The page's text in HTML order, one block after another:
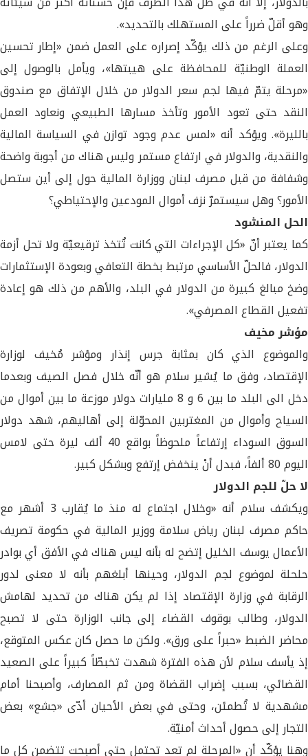
وهو أقلّ ضرراً على المستهلك بالتحديد».
وعلى الرغم من ذلك يؤكّد إصراره على العمل ضمن «إطار تحسين
العملة الوطنيّة للمحافظة على هيبتها»، ويأمل بالوصول إلى
«مرحلة يتمّ فيها لجم سعر الدولار من خلال الإتفاق مع صندوق
النقد حتى تعود الأمور وتأخذ مسارها الطبيعي ونعاود العمل
بالليرة». ويؤكد أنه «لمس عدم وجود توازن في السياسة المالية
والنقدية، والدولار في ارتفاع مستمر وليس هناك من أجوبة واضحة
وشفافة من قبل مصرف لبنان ووزارة المالية حول إلى أين ستصل
الأمور؟ وهل سيستمرّ نزف أموال المودعين والإحتياطي؟
الحل المنشود
كما يعتبر أنّ «كل الإجراءات التي كانت تُتخذ ترقيعيّة ولا تحل أزمة
الدولار، فالحلّ الأساسي مرتبط بخطة التعافي وبعودة الإستثمارات
وضخ مبالغ كبيرة من الدولار في البلد، والأهم من ذلك هو إعادة
تفعيل القطاع المصرفي».
مؤشر مخيف
والموضوع الذي كان بمثابة جرس إنذار ومؤشر مُخيف لوزارة
الإقتصاد، وفق ما يُشير سلام هو أنّه خلال فصل الصيف وبعدما
دخل الى البلد ما بين 6 و 8 مليارات دولار موزعة ما بين أموال من
السياح وأموال من المغتربين المحوّلة إلى أهاليهم، شهد دولار
السوق السوداء إرتفاعاً ملحوظاً بواقع 40 ألف ليرة حتى لامس
اليوم 80 ألفاً، فبدل أنْ ينخفض إرتفع وبشكل كبير.
لا حلّ للجم الدولار
ويكشف سلام أنه «وخلال اجتماع له منذ ما يُقارب 3 أشهر مع
حاكم مصرف لبنان رياض سلامة ووزير المالية في حكومة تصريف
الأعمال يوسف الخليل إتضح له بأنه ليس هناك في الأفق أي بوادر
حلحلة لموضوع لجم الدولار، وحينها أبلغهم بأنه لا معنى لدور
الرقابة في وزارة الإقتصاد إذا لم يكن هناك من تحديد لهامش
الدولار، وطالب بوقوف القضاء إلى جانب الوزارة حتى لا تصبح
محاضر الضبط «حبراً على ورق». ولكن ما حصل كان عكس المتوقع،
إذ يأسف سلام لأن هذه الفترة شهدت تخبطّاً كبيراً على الصعيد
القضائي، بسبب إضراب القضاة ومن ثم المصارف، وأصبحنا أمام
مشهدية لا تُطمئن، وحتى في بعض الأحيان أدّى «جشع» بعض
التجار إلى حصول أحداث أمنيّة.
وهنا يؤكّد أن «المرحلة لم تعد تحتمل حتى أصبحت تتضمن كل ما